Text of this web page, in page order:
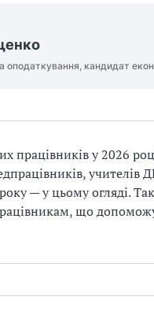
оподаткування, кандидат
працівників у 2026
— у цьому огляді.
що